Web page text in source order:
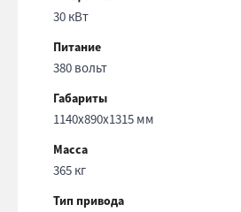
30 кВт
Питание
380 вольт
Габариты
1140x890x1315 мм
Масса
365 кг
Тип привода